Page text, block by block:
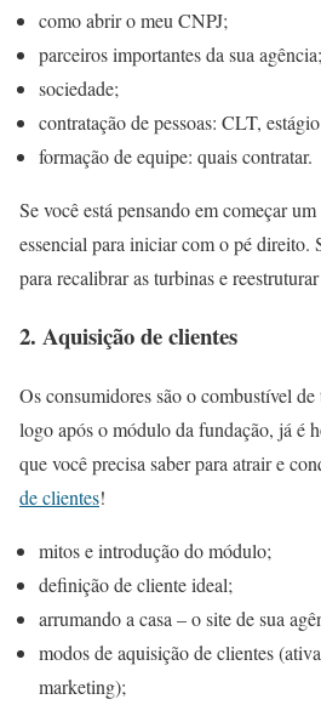
como abrir o meu CNPJ;
parceiros importantes da sua agência;
sociedade;
contratação de pessoas: CLT,
formação de equipe: quais contratar.
Se você está pensando em começar
essencial para iniciar com o pé direito.
para recalibrar as turbinas e
2. Aquisição de clientes
Os consumidores são o combustível
logo após o módulo da fundação, já é
que você precisa saber para atrair e
de clientes!
mitos e introdução do módulo;
definição de cliente ideal;
arrumando a casa – o site de sua
modos de aquisição de clientes
marketing);